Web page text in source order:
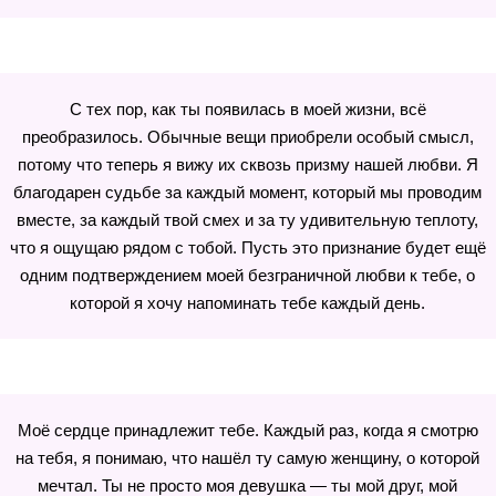
С тех пор, как ты появилась в моей жизни, всё
преобразилось. Обычные вещи приобрели особый смысл,
потому что теперь я вижу их сквозь призму нашей любви. Я
благодарен судьбе за каждый момент, который мы проводим
вместе, за каждый твой смех и за ту удивительную теплоту,
что я ощущаю рядом с тобой. Пусть это признание будет ещё
одним подтверждением моей безграничной любви к тебе, о
которой я хочу напоминать тебе каждый день.
Моё сердце принадлежит тебе. Каждый раз, когда я смотрю
на тебя, я понимаю, что нашёл ту самую женщину, о которой
мечтал. Ты не просто моя девушка — ты мой друг, мой